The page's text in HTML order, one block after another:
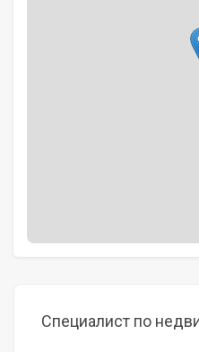
Специалист по